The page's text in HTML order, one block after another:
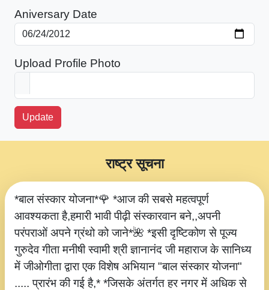
Aniversary Date
Upload Profile Photo
Update
*बाल संस्कार योजना*🌹 *आज की सबसे महत्वपूर्ण
आवश्यकता है,हमारी भावी पीढ़ी संस्कारवान बने,,अपनी
परंपराओं अपने ग्रंथो को जाने*🌺 *इसी दृष्टिकोण से पूज्य
गुरुदेव गीता मनीषी स्वामी श्री ज्ञानानंद जी महाराज के सानिध्य
में जीओगीता द्वारा एक विशेष अभियान "बाल संस्कार योजना"
..... प्रारंभ की गई है,* *जिसके अंतर्गत हर नगर में अधिक से
राष्ट्र सूचना